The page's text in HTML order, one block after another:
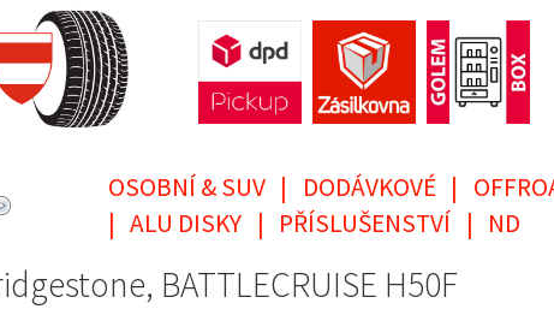
OSOBNÍ & SUV | DODÁVKOVÉ |
| ALU DISKY | PŘÍSLUŠENSTVÍ | ND
BATTLECRUISE H50F